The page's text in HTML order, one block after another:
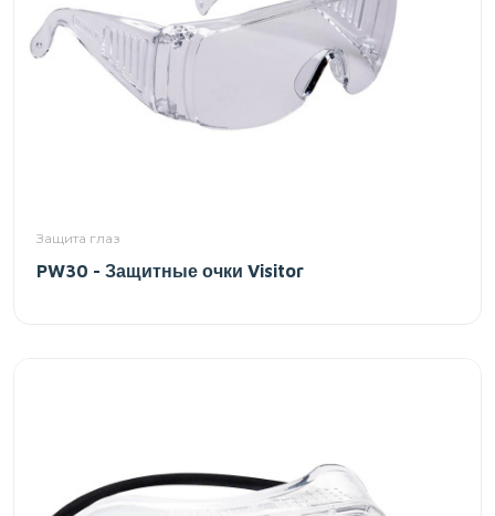
Защита глаз
PW30 - Защитные очки Visitor